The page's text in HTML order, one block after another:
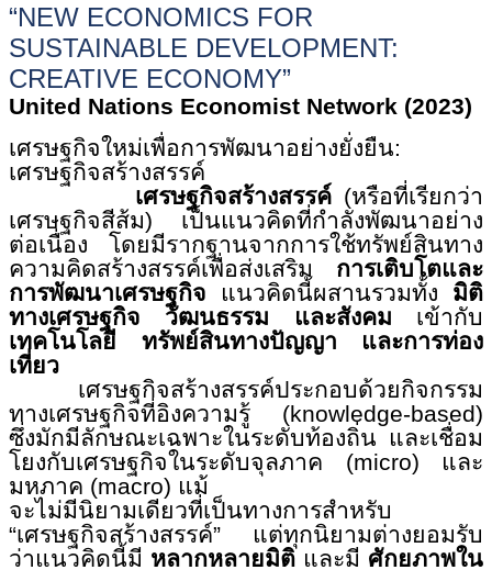
“NEW ECONOMICS FOR
SUSTAINABLE DEVELOPMENT:
CREATIVE ECONOMY”
United Nations Economist Network (2023)
เศรษฐกิจใหม่เพื่อการพัฒนาอย่างยั่งยืน:
เศรษฐกิจสร้างสรรค์
เศรษฐกิจสร้างสรรค์(หรือที่เรียกว่า
เศรษฐกิจสีส้ม) เป็นแนวคิดที่กำลังพัฒนาอย่าง
ต่อเนื่อง โดยมีรากฐานจากการใช้ทรัพย์สินทาง
ความคิดสร้างสรรค์เพื่อส่งเสริม การเติบโตและ
การพัฒนาเศรษฐกิจ แนวคิดนี้ผสานรวมทั้ง มิติ
ทางเศรษฐกิจ วัฒนธรรม และสังคม เข้ากับ
เทคโนโลยี ทรัพย์สินทางปัญญา และการท่อง
เที่ยว
เศรษฐกิจสร้างสรรค์ประกอบด้วยกิจกรรม
ทางเศรษฐกิจที่อิงความรู้ (knowledge-based)
ซึ่งมักมีลักษณะเฉพาะในระดับท้องถิ่น และเชื่อม
โยงกับเศรษฐกิจในระดับจุลภาค (micro) และ
มหภาค (macro) แม้
จะไม่มีนิยามเดียวที่เป็นทางการสำหรับ
“เศรษฐกิจสร้างสรรค์” แต่ทุกนิยามต่างยอมรับ
ว่าแนวคิดนี้มี หลากหลายมิติ และมี ศักยภาพใน